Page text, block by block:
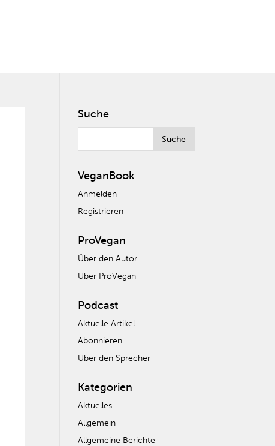
Suche
VeganBook
Anmelden
Registrieren
ProVegan
Über den Autor
Über ProVegan
Podcast
Aktuelle Artikel
Abonnieren
Über den Sprecher
Kategorien
Aktuelles
Allgemein
Allgemeine Berichte